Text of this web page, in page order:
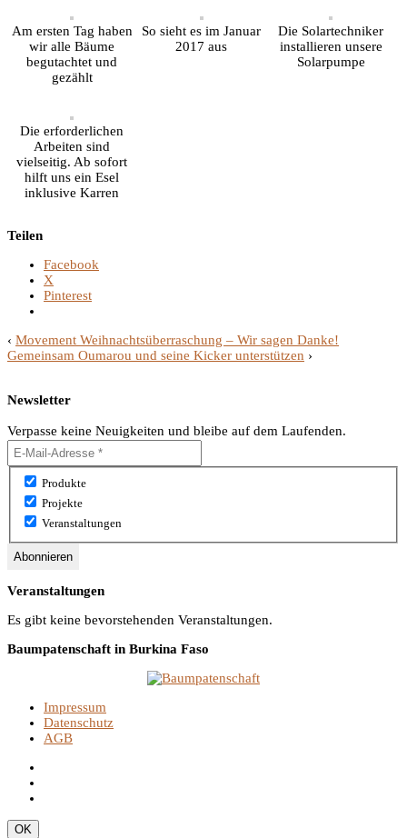
Am ersten Tag haben
wir alle Bäume
begutachtet und
gezählt
So sieht es im Januar
2017 aus
Die Solartechniker
installieren unsere
Solarpumpe
Die erforderlichen
Arbeiten sind
vielseitig. Ab sofort
hilft uns ein Esel
inklusive Karren
Teilen
Facebook
X
Pinterest
‹ Movement Weihnachtsüberraschung – Wir sagen Danke!
Gemeinsam Oumarou und seine Kicker unterstützen ›
Newsletter
Verpasse keine Neuigkeiten und bleibe auf dem Laufenden.
Produkte
Projekte
Veranstaltungen
Veranstaltungen
Es gibt keine bevorstehenden Veranstaltungen.
Baumpatenschaft in Burkina Faso
Impressum
Datenschutz
AGB